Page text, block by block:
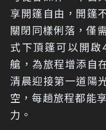
享開篷自由，開篷
關閉同樣俐落，僅
式下頂篷可以開
艙，為旅程增添自
清晨迎接第一道陽
空，每趟旅程都能
力。